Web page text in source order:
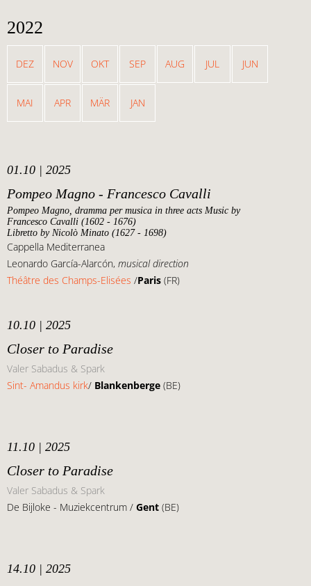
2022
DEZ NOV OKT SEP AUG JUL JUN
MAI APR MÄR JAN
01.10 | 2025
Pompeo Magno - Francesco Cavalli
Pompeo Magno, dramma per musica in three acts Music by
Francesco Cavalli (1602 - 1676)
Libretto by Nicolò Minato (1627 - 1698)
Cappella Mediterranea
Leonardo García-Alarcón, musical direction
Théâtre des Champs-Elisées /Paris (FR)
10.10 | 2025
Closer to Paradise
Valer Sabadus & Spark
Sint- Amandus kirk/ Blankenberge (BE)
11.10 | 2025
Closer to Paradise
Valer Sabadus & Spark
De Bijloke - Muziekcentrum / Gent (BE)
14.10 | 2025